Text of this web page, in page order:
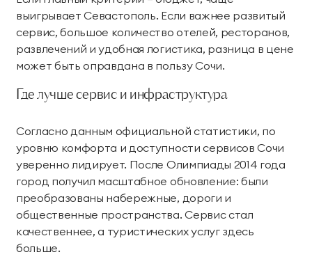
выигрывает Севастополь. Если важнее развитый
сервис, большое количество отелей, ресторанов,
развлечений и удобная логистика, разница в цене
может быть оправдана в пользу Сочи.
Где лучше сервис и инфраструктура
Согласно данным официальной статистики, по
уровню комфорта и доступности сервисов Сочи
уверенно лидирует. После Олимпиады 2014 года
город получил масштабное обновление: были
преобразованы набережные, дороги и
общественные пространства. Сервис стал
качественнее, а туристических услуг здесь
больше.